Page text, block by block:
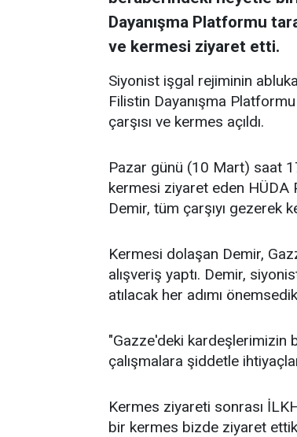
Dayanışma Platformu
ve kermesi ziyaret etti.
Siyonist işgal rejiminin
Filistin Dayanışma
çarşısı ve kermes açıldı.
Pazar günü (10 Mart) saat
kermesi ziyaret eden HÜDA
Demir, tüm çarşıyı gezerek
Kermesi dolaşan Demir,
alışveriş yaptı. Demir,
atılacak her adımı
"Gazze'deki kardeşlerimizin
çalışmalara şiddetle
Kermes ziyareti sonrası
bir kermes bizde ziyaret ettik.